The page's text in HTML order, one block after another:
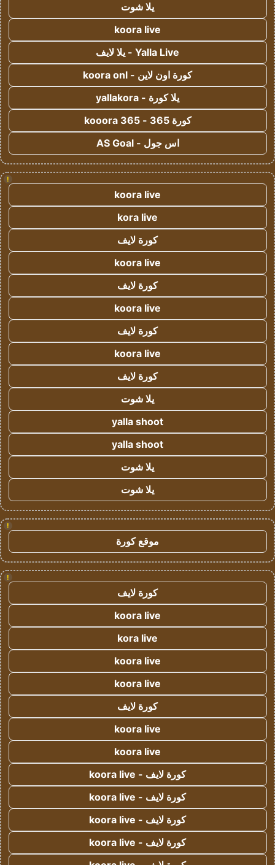
يلا شوت
koora live
Yalla Live - يلا لايف
كورة اون لاين - koora onl
يلا كورة - yallakora
كورة 365 - kooora 365
اس جول - AS Goal
!
koora live
kora live
كورة لايف
koora live
كورة لايف
koora live
كورة لايف
koora live
كورة لايف
يلا شوت
yalla shoot
yalla shoot
يلا شوت
يلا شوت
!
موقع كورة
!
كورة لايف
koora live
kora live
koora live
koora live
كورة لايف
koora live
koora live
كورة لايف - koora live
كورة لايف - koora live
كورة لايف - koora live
كورة لايف - koora live